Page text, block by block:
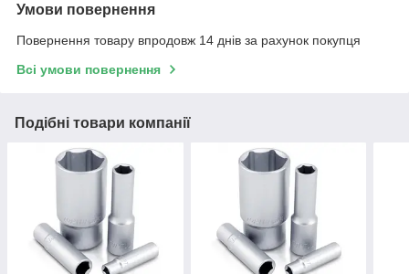
Умови повернення
Повернення товару впродовж 14 днів за рахунок покупця
Всі умови повернення
Подібні товари компанії